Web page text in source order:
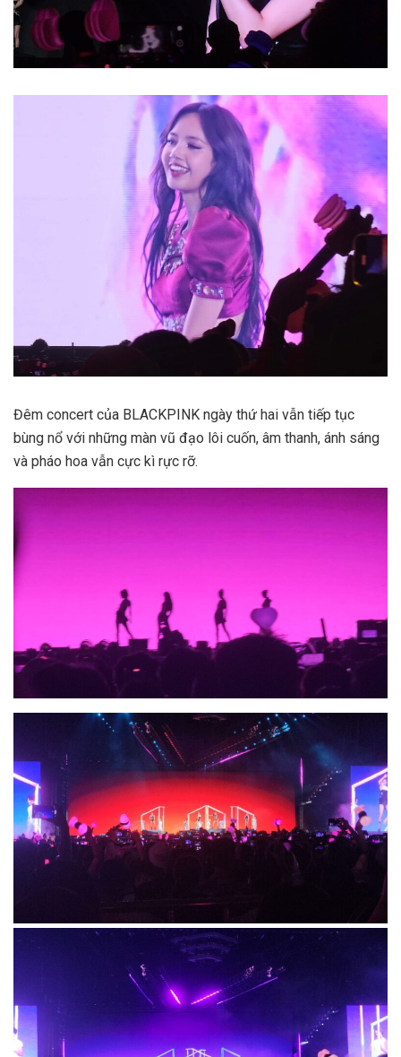
Đêm concert của BLACKPINK ngày thứ hai vẫn tiếp tục
bùng nổ với những màn vũ đạo lôi cuốn, âm thanh, ánh sáng
và pháo hoa vẫn cực kì rực rỡ.